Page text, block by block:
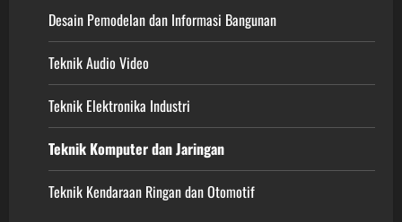
Desain Pemodelan dan Informasi Bangunan
Teknik Audio Video
Teknik Elektronika Industri
Teknik Komputer dan Jaringan
Teknik Kendaraan Ringan dan Otomotif